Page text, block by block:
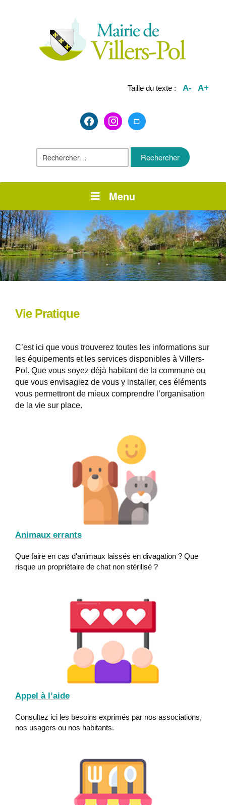
Taille du texte : A- A+
facebook2instagrammaximize
Rechercher :
Menu
Vie Pratique
C’est ici que vous trouverez toutes les informations sur
les équipements et les services disponibles à Villers-
Pol. Que vous soyez déjà habitant de la commune ou
que vous envisagiez de vous y installer, ces éléments
vous permettront de mieux comprendre l’organisation
de la vie sur place.
Animaux errants
Que faire en cas d'animaux laissés en divagation ? Que
risque un propriétaire de chat non stérilisé ?
Appel à l’aide
Consultez ici les besoins exprimés par nos associations,
nos usagers ou nos habitants.